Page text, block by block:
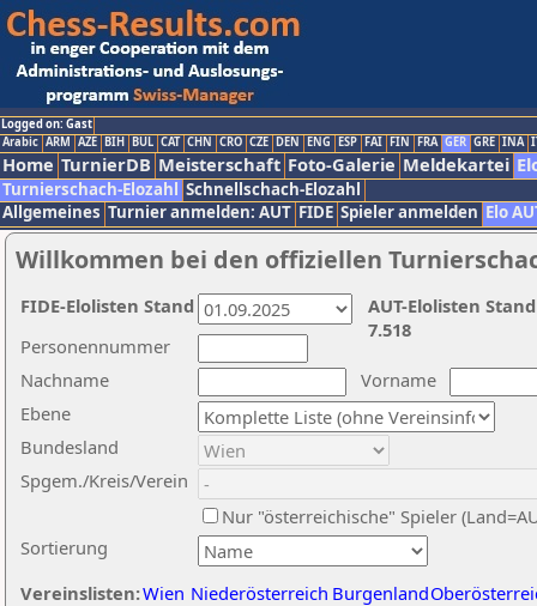
Logged on: Gast
Arabic ARM AZE BIH BUL CAT CHN CRO CZE DEN ENG ESP FAI FIN FRA GER GRE INA
Home TurnierDB Meisterschaft Foto-Galerie Meldekartei
Turnierschach-Elozahl Schnellschach-Elozahl
Allgemeines Turnier anmelden: AUT FIDE Spieler anmelden Elo
Willkommen bei den offiziellen
Nachname
Vorname
Ebene
Sortierung
Personennummer
Bundesland
Spgem./Kreis/Verein
Nur "österreichische" Spieler
Vereinslisten:Wien Niederösterreich Burgenland
AUT-Elolisten
7.518
FIDE-Elolisten Stand